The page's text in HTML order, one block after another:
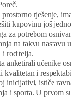
rješenje,
kupovinu još
za potrebom
na takvu
i roditelja.
anketirali učenike
kvalitetan i
inicijativi, ističe
i sporta. U prvom